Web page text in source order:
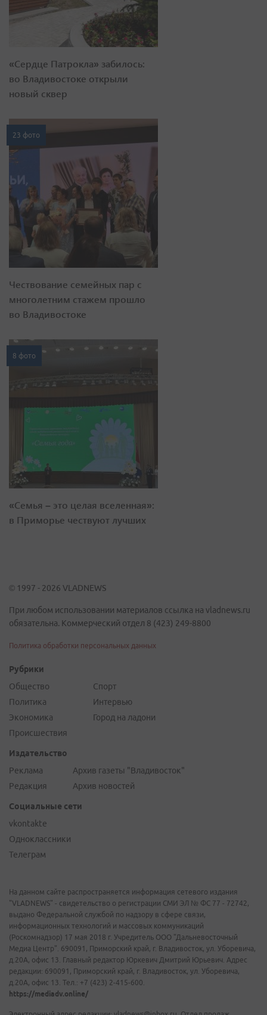
«Сердце Патрокла» забилось:
во Владивостоке открыли
новый сквер
23 фото
Чествование семейных пар с
многолетним стажем прошло
во Владивостоке
8 фото
«Семья – это целая вселенная»:
в Приморье чествуют лучших
© 1997 - 2026 VLADNEWS
При любом использовании материалов ссылка на vladnews.ru
обязательна. Коммерческий отдел 8 (423) 249-8800
Политика обработки персональных данных
Рубрики
Общество
Политика
Экономика
Происшествия
Спорт
Интервью
Город на ладони
Издательство
Реклама
Редакция
Архив газеты "Владивосток"
Архив новостей
Социальные сети
vkontakte
Одноклассники
Телеграм
На данном сайте распространяется информация сетевого издания
"VLADNEWS" - свидетельство о регистрации СМИ ЭЛ № ФС 77 - 72742,
выдано Федеральной службой по надзору в сфере связи,
информационных технологий и массовых коммуникаций
(Роскомнадзор) 17 мая 2018 г. Учредитель ООО "Дальневосточный
Медиа Центр". 690091, Приморский край, г. Владивосток, ул. Уборевича,
д.20А, офис 13. Главный редактор Юркевич Дмитрий Юрьевич. Адрес
редакции: 690091, Приморский край, г. Владивосток, ул. Уборевича,
д.20А, офис 13. Тел.: +7 (423) 2-415-600.
https://mediadv.online/